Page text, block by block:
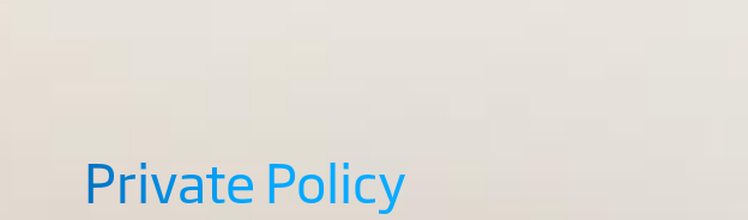
Private Policy